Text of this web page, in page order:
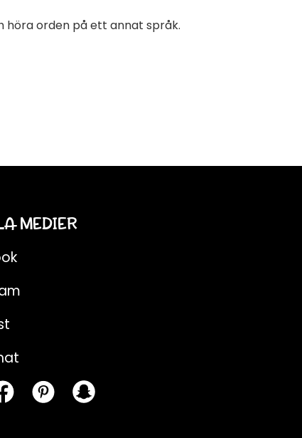
höra orden på ett annat språk.
MEDIER